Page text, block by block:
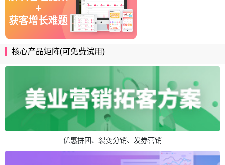
核心产品矩阵(可免费试用)
优惠拼团、裂变分销、发券营销